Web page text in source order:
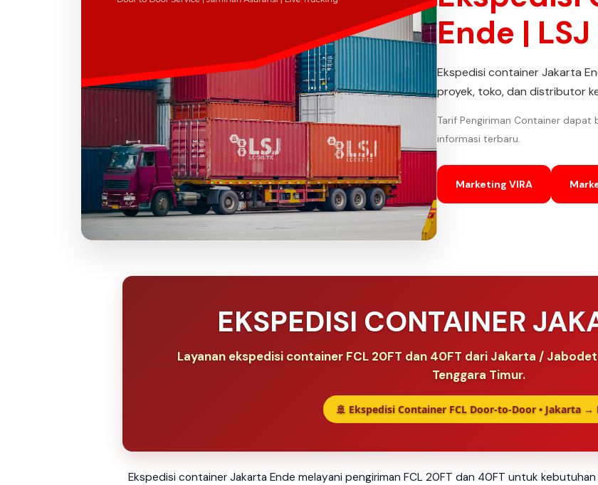
Ende |
Ekspedisi container Jakarta
proyek, toko, dan distributor
Tarif Pengiriman Container
informasi terbaru.
Marketing VIRA
EKSPEDISI CONTAINER
Layanan ekspedisi container FCL 20FT dan 40FT dari Jakarta /
Tenggara Timur.
🚢 Ekspedisi Container FCL Door-to-Door • Jakarta →
Ekspedisi container Jakarta Ende melayani pengiriman FCL 20FT dan 40FT untuk